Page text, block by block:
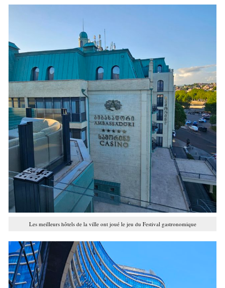
Les meilleurs hôtels de la ville ont joué le jeu du Festival gastronomique